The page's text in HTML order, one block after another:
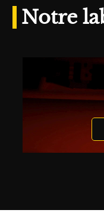
Notre